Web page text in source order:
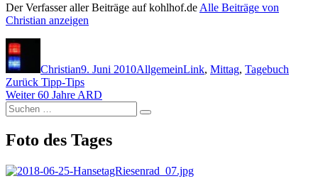
Der Verfasser aller Beiträge auf kohlhof.de Alle Beiträge von
Christian anzeigen
Christian9. Juni 2010AllgemeinLink, Mittag, Tagebuch
Beitragsnavigation
Zurück Vorheriger
Beitrag:
Tipp-Tips
Weiter Nächster
Beitrag:
60 Jahre ARD
Suchen
nach:
Suchen
Foto des Tages